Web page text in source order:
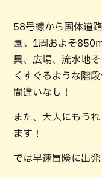
58号線から国体道
園。1周およそ
具、広場、流水地
くすぐるような階
間違いなし！
また、大人にもう
ます！
では早速冒険に出発